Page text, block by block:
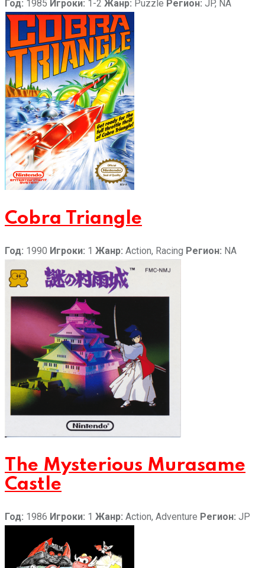
Год: 1985 Игроки: 1-2 Жанр: Puzzle Регион: JP, NA
Cobra Triangle
Год: 1990 Игроки: 1 Жанр: Action, Racing Регион: NA
The Mysterious Murasame
Castle
Год: 1986 Игроки: 1 Жанр: Action, Adventure Регион: JP